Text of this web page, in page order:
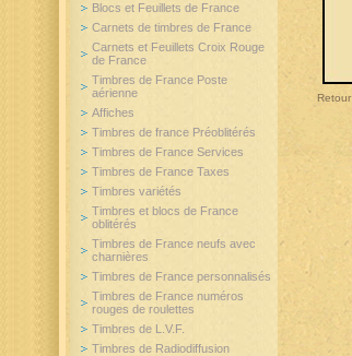
Retour
Blocs et Feuillets de France
Carnets de timbres de France
Carnets et Feuillets Croix Rouge
de France
Timbres de France Poste
aérienne
Affiches
Timbres de france Préoblitérés
Timbres de France Services
Timbres de France Taxes
Timbres variétés
Timbres et blocs de France
oblitérés
Timbres de France neufs avec
charnières
Timbres de France personnalisés
Timbres de France numéros
rouges de roulettes
Timbres de L.V.F.
Timbres de Radiodiffusion